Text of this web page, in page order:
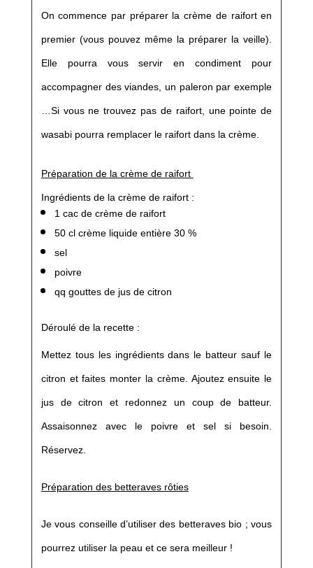
On commence par préparer la crème de raifort en
premier (vous pouvez même la préparer la veille).
Elle pourra vous servir en condiment pour
accompagner des viandes, un paleron par exemple
…Si vous ne trouvez pas de raifort, une pointe de
wasabi pourra remplacer le raifort dans la crème.
Préparation de la crème de raifort
Ingrédients de la crème de raifort :
1 cac de crème de raifort
50 cl crème liquide entière 30 %
sel
poivre
qq gouttes de jus de citron
Déroulé de la recette :
Mettez tous les ingrédients dans le batteur sauf le
citron et faites monter la crème. Ajoutez ensuite le
jus de citron et redonnez un coup de batteur.
Assaisonnez avec le poivre et sel si besoin.
Réservez.
Préparation des betteraves rôties
Je vous conseille d’utiliser des betteraves bio ; vous
pourrez utiliser la peau et ce sera meilleur !